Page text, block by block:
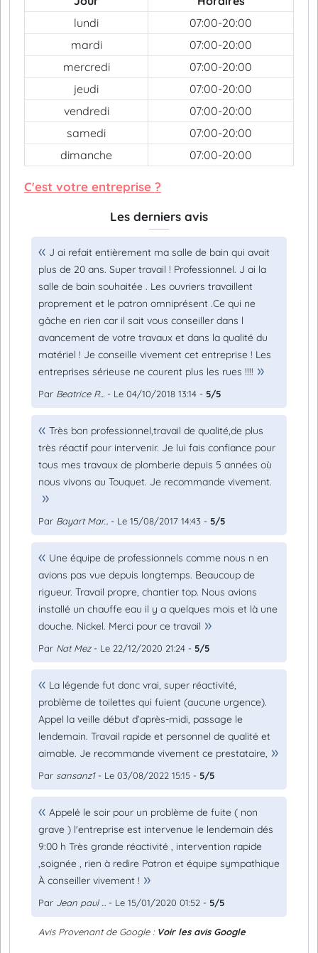
lundi
07:00-20:00
mardi
07:00-20:00
mercredi
07:00-20:00
jeudi
07:00-20:00
vendredi
07:00-20:00
samedi
07:00-20:00
dimanche
07:00-20:00
C'est votre entreprise ?
Les derniers avis
J ai refait entièrement ma salle de bain qui avait
plus de 20 ans. Super travail ! Professionnel. J ai la
salle de bain souhaitée . Les ouvriers travaillent
proprement et le patron omniprésent .Ce qui ne
gâche en rien car il sait vous conseiller dans l
avancement de votre travaux et dans la qualité du
matériel ! Je conseille vivement cet entreprise ! Les
entreprises sérieuse ne courent plus les rues !!!!
Par Beatrice R... - Le 04/10/2018 13:14 - 5/5
Très bon professionnel,travail de qualité,de plus
très réactif pour intervenir. Je lui fais confiance pour
tous mes travaux de plomberie depuis 5 années où
nous vivons au Touquet. Je recommande vivement.
Par Bayart Mar... - Le 15/08/2017 14:43 - 5/5
Une équipe de professionnels comme nous n en
avions pas vue depuis longtemps. Beaucoup de
rigueur. Travail propre, chantier top. Nous avions
installé un chauffe eau il y a quelques mois et là une
douche. Nickel. Merci pour ce travail
Par Nat Mez- Le 22/12/2020 21:24 - 5/5
La légende fut donc vrai, super réactivité,
problème de toilettes qui fuient (aucune urgence).
Appel la veille début d’après-midi, passage le
lendemain. Travail rapide et personnel de qualité et
aimable. Je recommande vivement ce prestataire,
Par sansanz1- Le 03/08/2022 15:15 - 5/5
Appelé le soir pour un problème de fuite ( non
grave ) l'entreprise est intervenue le lendemain dés
9:00 h Très grande réactivité , intervention rapide
,soignée , rien à redire Patron et équipe sympathique
À conseiller vivement !
Par Jean paul ... - Le 15/01/2020 01:52 - 5/5
Avis Provenant de Google : Voir les avis Google